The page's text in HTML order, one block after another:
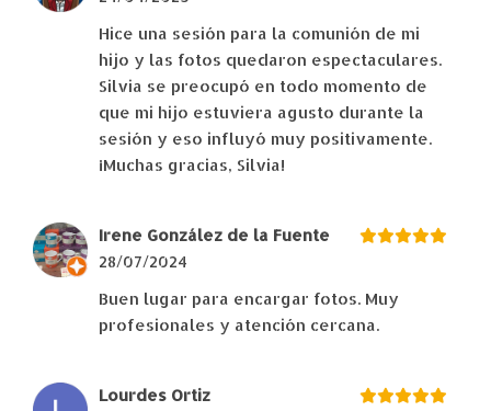
Hice una sesión para la comunión de mi
hijo y las fotos quedaron espectaculares.
Silvia se preocupó en todo momento de
que mi hijo estuviera agusto durante la
sesión y eso influyó muy positivamente.
¡Muchas gracias, Silvia!
Irene González de la Fuente
28/07/2024
Buen lugar para encargar fotos. Muy
profesionales y atención cercana.
Lourdes Ortiz